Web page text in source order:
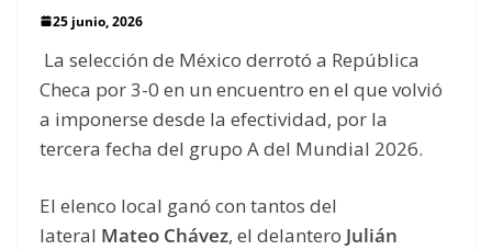
25 junio, 2026
La selección de México derrotó a República
Checa por 3-0 en un encuentro en el que volvió
a imponerse desde la efectividad, por la
tercera fecha del grupo A del Mundial 2026.
El elenco local ganó con tantos del
lateral Mateo Chávez, el delantero Julián